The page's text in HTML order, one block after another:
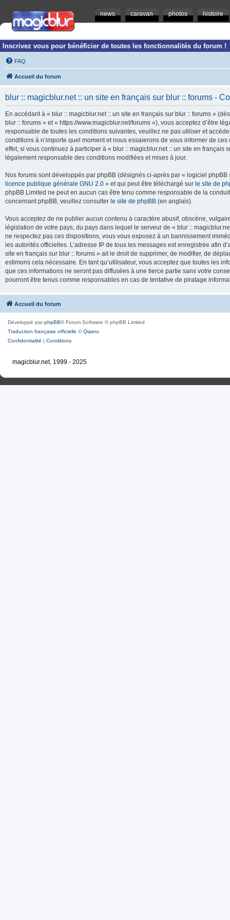
news caravan photos histoire
Inscrivez vous pour bénéficier de toutes les fonctionnalités du forum !
FAQ
Accueil du forum
blur :: magicblur.net :: un site en français sur blur :: forums -
En accédant à « blur :: magicblur.net :: un site en français sur blur :: forums »
blur :: forums » et « https://www.magicblur.net/forums »), vous acceptez d’être
responsable de toutes les conditions suivantes, veuillez ne pas utiliser et
conditions à n’importe quel moment et nous essaierons de vous informer de
effet, si vous continuez à participer à « blur :: magicblur.net :: un site en
légalement responsable des conditions modifiées et mises à jour.
Nos forums sont développés par phpBB (désignés ci-après par « logiciel
licence publique générale GNU 2.0 » et qui peut être téléchargé sur le site de
phpBB Limited ne peut en aucun cas être tenu comme responsable de la
concernant phpBB, veuillez consulter le site de phpBB (en anglais).
Vous acceptez de ne publier aucun contenu à caractère abusif, obscène,
législation de votre pays, du pays dans lequel le serveur de « blur ::
ne respectez pas ces dispositions, vous vous exposez à un bannissement
les autorités officielles. L’adresse IP de tous les messages est enregistrée afin
site en français sur blur :: forums » ait le droit de supprimer, de modifier, de
estimons cela nécessaire. En tant qu’utilisateur, vous acceptez que toutes les
que ces informations ne seront pas diffusées à une tierce partie sans votre
pourront être tenus comme responsables en cas de tentative de piratage
Accueil du forum
Développé parphpBB® Forum Software © phpBB Limited
Traduction française officielle ©Qiaeru
Confidentialité | Conditions
magicblur.net, 1999 - 2025